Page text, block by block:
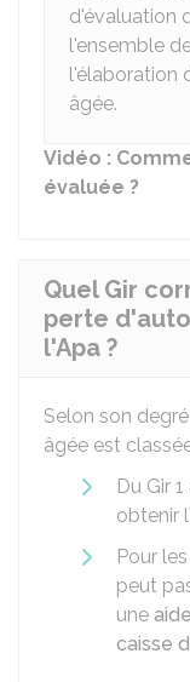
d'évaluation
l'ensemble
l'élaboration
âgée.
Vidéo :
évaluée ?
Quel Gir
perte
l'Apa ?
Selon son
âgée est
Du Gir
obtenir l'
Pour
peut
une
caisse